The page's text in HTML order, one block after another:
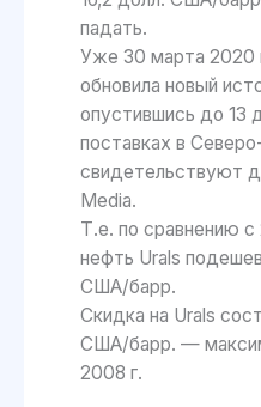
падать.
Уже 30 марта 2020
обновила новый
опустившись до 13
поставках в
свидетельствуют
Media.
Т.е. по сравнению
нефть Urals
США/барр.
Скидка на Urals
США/барр. —
2008 г.